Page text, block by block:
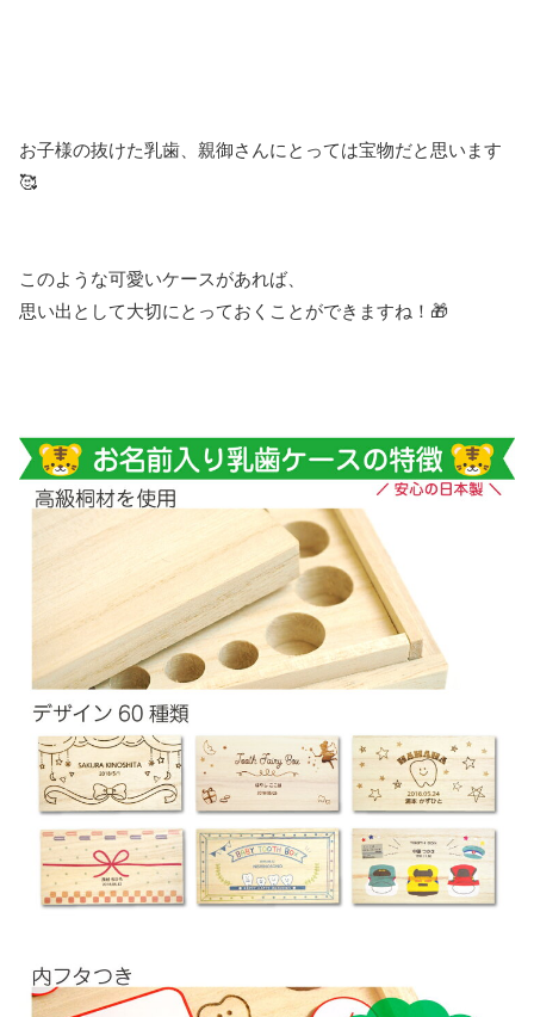
お子様の抜けた乳歯、親御さんにとっては宝物だと思います
🥰
このような可愛いケースがあれば、
思い出として大切にとっておくことができますね！🎁